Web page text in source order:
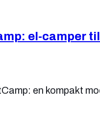
el-camper
en kompakt